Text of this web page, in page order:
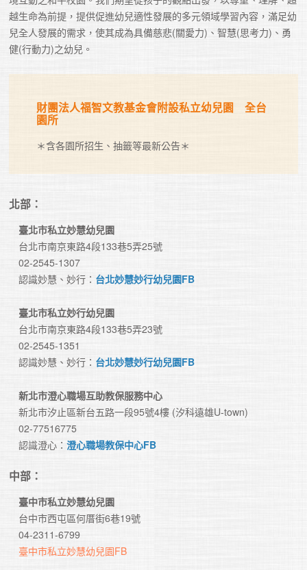
越生命為前提，提供促進幼兒適性發展的多元領域學習內容，滿足幼
兒全人發展的需求，使其成為具備慈悲(關愛力)、智慧(思考力)、勇
健(行動力)之幼兒。
財團法人福智文教基金會附設私立幼兒園 全台
園所
＊含各園所招生、抽籤等最新公告＊
北部：
臺北市私立妙慧幼兒園
台北市南京東路4段133巷5弄25號
認識妙慧、妙行： 台北妙慧妙行幼兒園FB
臺北市私立妙行幼兒園
台北市南京東路4段133巷5弄23號
02-2545-1351
認識妙慧、妙行： 台北妙慧妙行幼兒園FB
新北市澄心職場互助教保服務中心
新北市汐止區新台五路一段95號4樓 (汐科遠雄U-town)
02-77516775
認識澄心：澄心職場教保中心FB
中部：
臺中市私立妙慧幼兒園
台中市西屯區何厝街6巷19號
04-2311-6799
臺中市私立妙慧幼兒園FB